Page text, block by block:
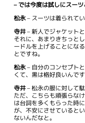
– では今度は試しにスー
松永– スーツは着られて
寺井– 新人でジャケット
それに、あまりきちっと
ードルを上げることにな
とですね。
松永– 自分のコンセプト
くて、黒は格好良いんです
寺井– 松永の服に対して
ただ、こちらも頑張らな
は台詞を多くもらった時
が、不安にさせていると
ないんだなと。